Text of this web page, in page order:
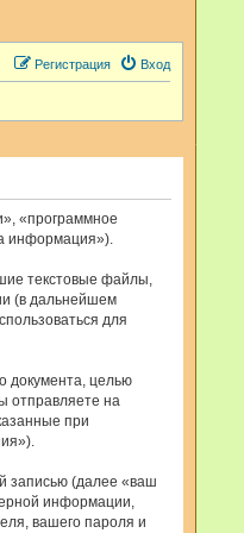
Вход
Регистрация
«программное
информация»).
текстовые файлы,
(в дальнейшем
для
документа, целью
отправляете на
при
записью (далее «ваш
информации,
вашего пароля и